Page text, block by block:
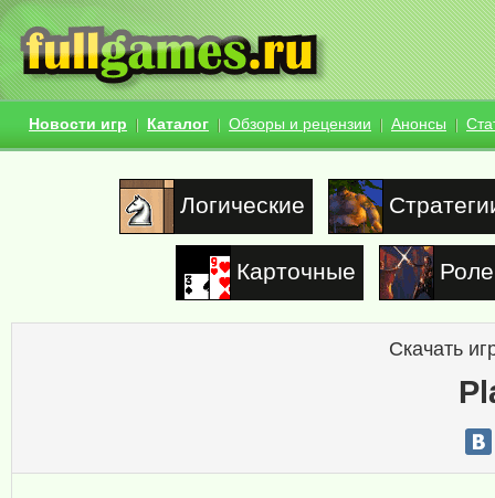
Новости игр Каталог Обзоры и рецензии Анонсы
Логические
Карточные
Скачать